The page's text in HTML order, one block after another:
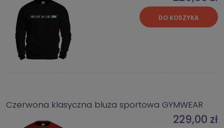
DO KOSZYKA
Czerwona klasyczna bluza sportowa GYMWEAR
229,00 zł